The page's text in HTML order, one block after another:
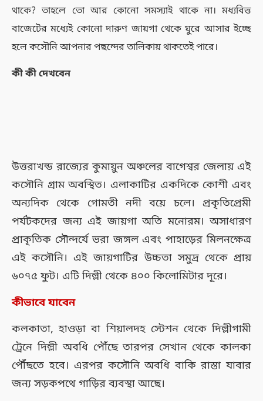
থাকে? তাহলে তো আর কোনো সমস্যাই থাকে না। মধ্যবিত্ত
বাজেটের মধ্যেই কোনো দারুণ জায়গা থেকে ঘুরে আসার ইচ্ছে
হলে কসৌনি আপনার পছন্দের তালিকায় থাকতেই পারে।
কী কী দেখবেন
উত্তরাখন্ড রাজ্যের কুমায়ুন অঞ্চলের বাগেশ্বর জেলায় এই
কসৌনি গ্রাম অবস্থিত। এলাকাটির একদিকে কোশী এবং
অন্যদিক থেকে গোমতী নদী বয়ে চলে। প্রকৃতিপ্রেমী
পর্যটকদের জন্য এই জায়গা অতি মনোরম। অসাধারণ
প্রাকৃতিক সৌন্দর্যে ভরা জঙ্গল এবং পাহাড়ের মিলনক্ষেত্র
এই কসৌনি। এই জায়গাটির উচ্চতা সমুদ্র থেকে প্রায়
৬০৭৫ ফুট। এটি দিল্লী থেকে ৪০০ কিলোমিটার দূরে।
কীভাবে যাবেন
কলকাতা, হাওড়া বা শিয়ালদহ স্টেশন থেকে দিল্লীগামী
ট্রেনে দিল্লী অবধি পৌঁছে তারপর সেখান থেকে কালকা
পৌঁছতে হবে। এরপর কসৌনি অবধি বাকি রাস্তা যাবার
জন্য সড়কপথে গাড়ির ব্যবস্থা আছে।